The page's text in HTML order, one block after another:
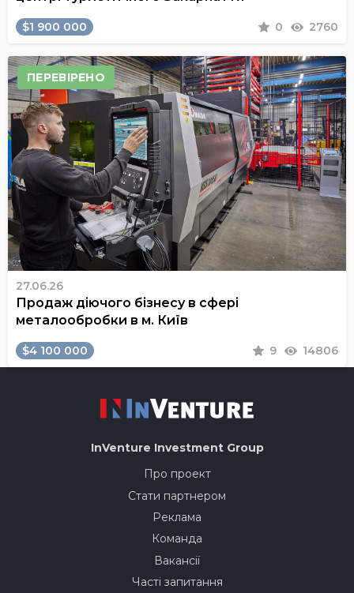
$1 900 000 0 2760
ПЕРЕВІРЕНО
27.06.26
Продаж діючого бізнесу в сфері
металообробки в м. Київ
$4 100 000 9 14806
InVenture Investment Group
Про проект
Стати партнером
Реклама
Команда
Вакансії
Часті запитання